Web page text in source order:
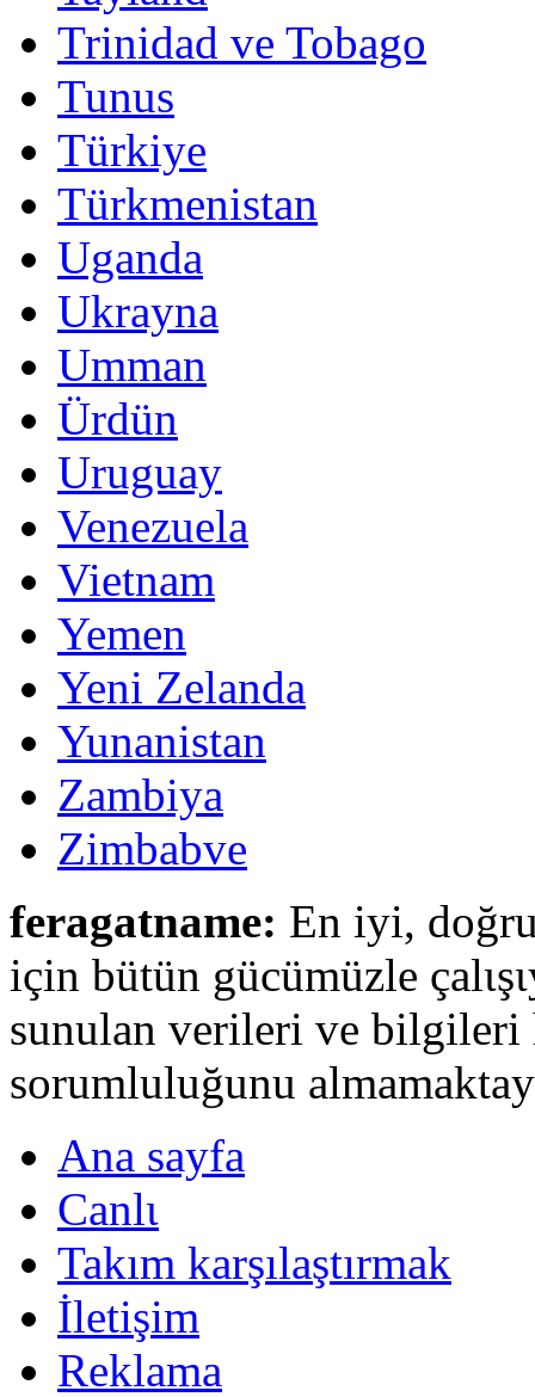
Trinidad ve Tobago
Tunus
Türkiye
Türkmenistan
Uganda
Ukrayna
Umman
Ürdün
Uruguay
Venezuela
Vietnam
Yemen
Yeni Zelanda
Yunanistan
Zambiya
Zimbabve
feragatname: En iyi,
için bütün gücümüzle
sunulan verileri ve bilgileri
sorumluluğunu
Ana sayfa
Canlι
Takım karşılaştırmak
İletişim
Reklama